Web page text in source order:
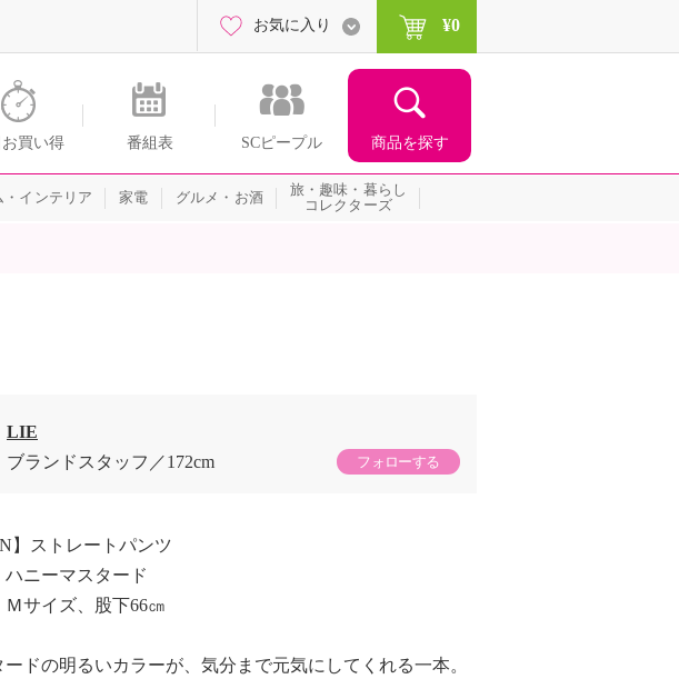
チャンネル
買い得 番組表 SCピープル 商品を探す
お気に入り ¥0
・インテリア 家電 グルメ・お酒
旅・趣味・暮らし
コレクターズ
LIE
ブランドスタッフ
172cm フォローする
】ストレートパンツ
ニーマスタード
サイズ、股下66㎝
ドの明るいカラーが、気分まで元気にしてくれる一本。